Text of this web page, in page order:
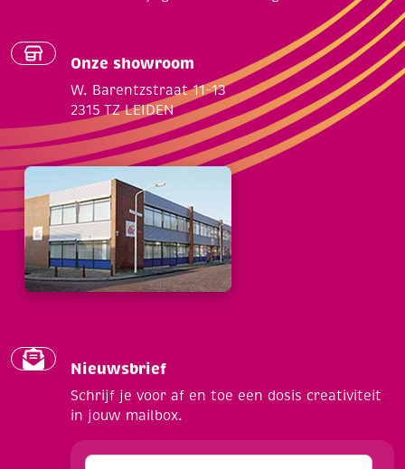
Onze showroom
W. Barentzstraat 11-13
2315 TZ LEIDEN
Nieuwsbrief
Schrijf je voor af en toe een dosis creativiteit
in jouw mailbox.